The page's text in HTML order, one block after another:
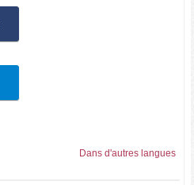
Dans d'autres langues